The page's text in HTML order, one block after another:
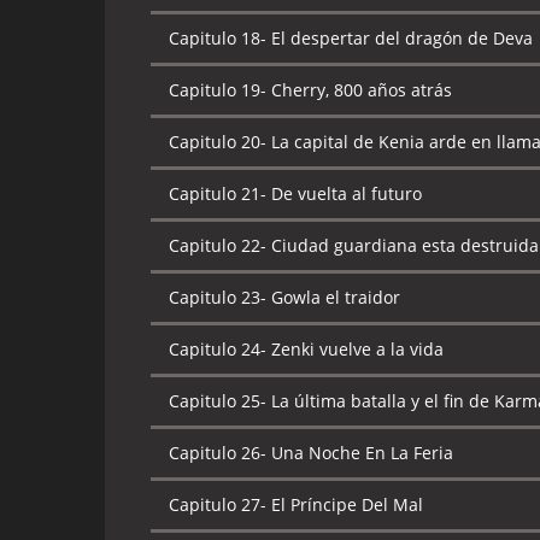
Capitulo 18- El despertar del dragón de Deva
Capitulo 19- Cherry, 800 años atrás
Capitulo 20- La capital de Kenia arde en
Capitulo 21- De vuelta al futuro
Capitulo 22- Ciudad guardiana esta destruida
Capitulo 23- Gowla el traidor
Capitulo 24- Zenki vuelve a la vida
Capitulo 25- La última batalla y el fin de
Capitulo 26- Una Noche En La Feria
Capitulo 27- El Príncipe Del Mal